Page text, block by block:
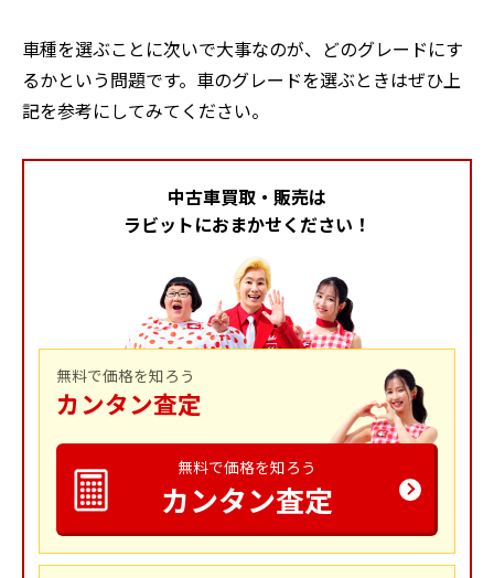
車種を選ぶことに次いで大事なのが、どのグレードにす
るかという問題です。車のグレードを選ぶときはぜひ上
記を参考にしてみてください。
中古車買取・販売は
ラビットにおまかせください！
無料で価格を知ろう
カンタン査定
無料で価格を知ろう
カンタン査定